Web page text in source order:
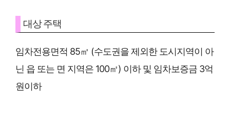
대상 주택
임차전용면적 85㎡ (수도권을 제외한 도시지역이 아
닌 읍 또는 면 지역은 100㎡) 이하 및 임차보증금 3억
원이하